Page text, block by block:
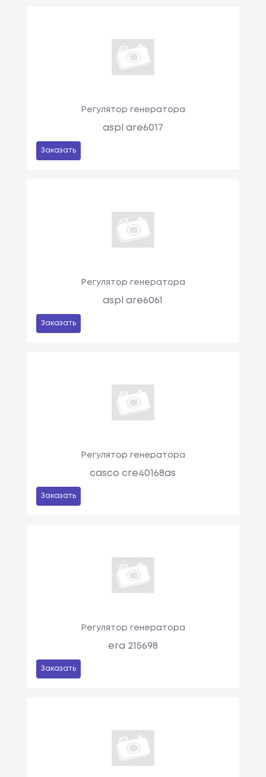
Регулятор генератора
aspl are6017
Заказать
Регулятор генератора
aspl are6061
Заказать
Регулятор генератора
casco cre40168as
Заказать
Регулятор генератора
era 215698
Заказать